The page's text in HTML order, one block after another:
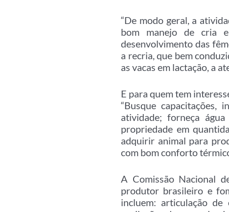
“De modo geral, a
bom manejo de cria
desenvolvimento das
a recria, que bem
as vacas em lactação, a
E para quem tem
“Busque
atividade; forneça
propriedade em
adquirir animal para
com bom conforto
A Comissão Nacional
produtor brasileiro e
incluem: articulação